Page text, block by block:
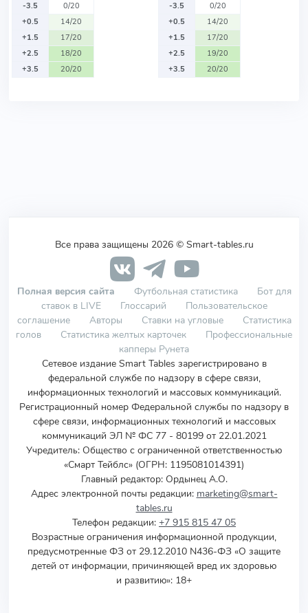
-3.5
0/20
+0.5
14/20
+1.5
17/20
+2.5
18/20
+3.5
20/20
-3.5
0/20
+0.5
14/20
+1.5
17/20
+2.5
19/20
+3.5
20/20
Все права защищены 2026 © Smart-tables.ru
Полная версия сайта Футбольная статистика
Бот для
ставок в LIVE
Глоссарий
Пользовательское
соглашение
Авторы Ставки на угловые
Статистика
голов
Статистика желтых карточек
Профессиональные
капперы Рунета
Сетевое издание Smart Tables зарегистрировано в
федеральной службе по надзору в сфере связи,
информационных технологий и массовых коммуникаций.
Регистрационный номер Федеральной службы по надзору в
сфере связи, информационных технологий и массовых
коммуникаций ЭЛ № ФС 77 - 80199 от 22.01.2021
Учредитель: Общество с ограниченной ответственностью
«Смарт Тейблс» (ОГРН: 1195081014391)
Главный редактор: Ордынец А.О.
Адрес электронной почты редакции: marketing@smart-
tables.ru
Телефон редакции: +7 915 815 47 05
Возрастные ограничения информационной продукции,
предусмотренные ФЗ от 29.12.2010 N436-ФЗ «О защите
детей от информации, причиняющей вред их здоровью
и развитию»: 18+